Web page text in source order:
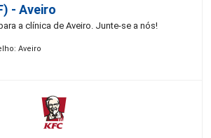
- Aveiro
a clínica de Aveiro. Junte-se a nós!
Aveiro